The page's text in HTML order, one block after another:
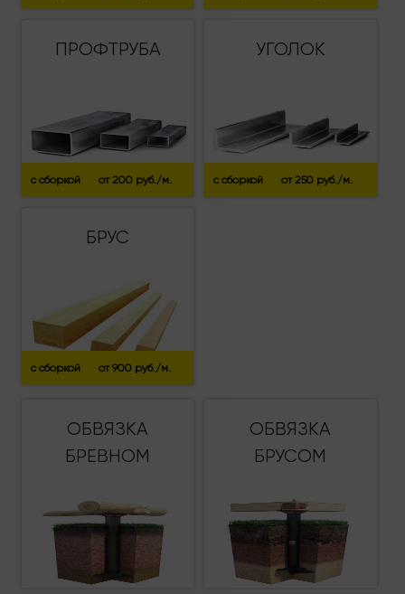
ПРОФТРУБА
с сборкой от 200 руб./м.
УГОЛОК
с сборкой от 250 руб./м.
БРУС
с сборкой от 900 руб./м.
ОБВЯЗКА
БРЕВНОМ
ОБВЯЗКА
БРУСОМ